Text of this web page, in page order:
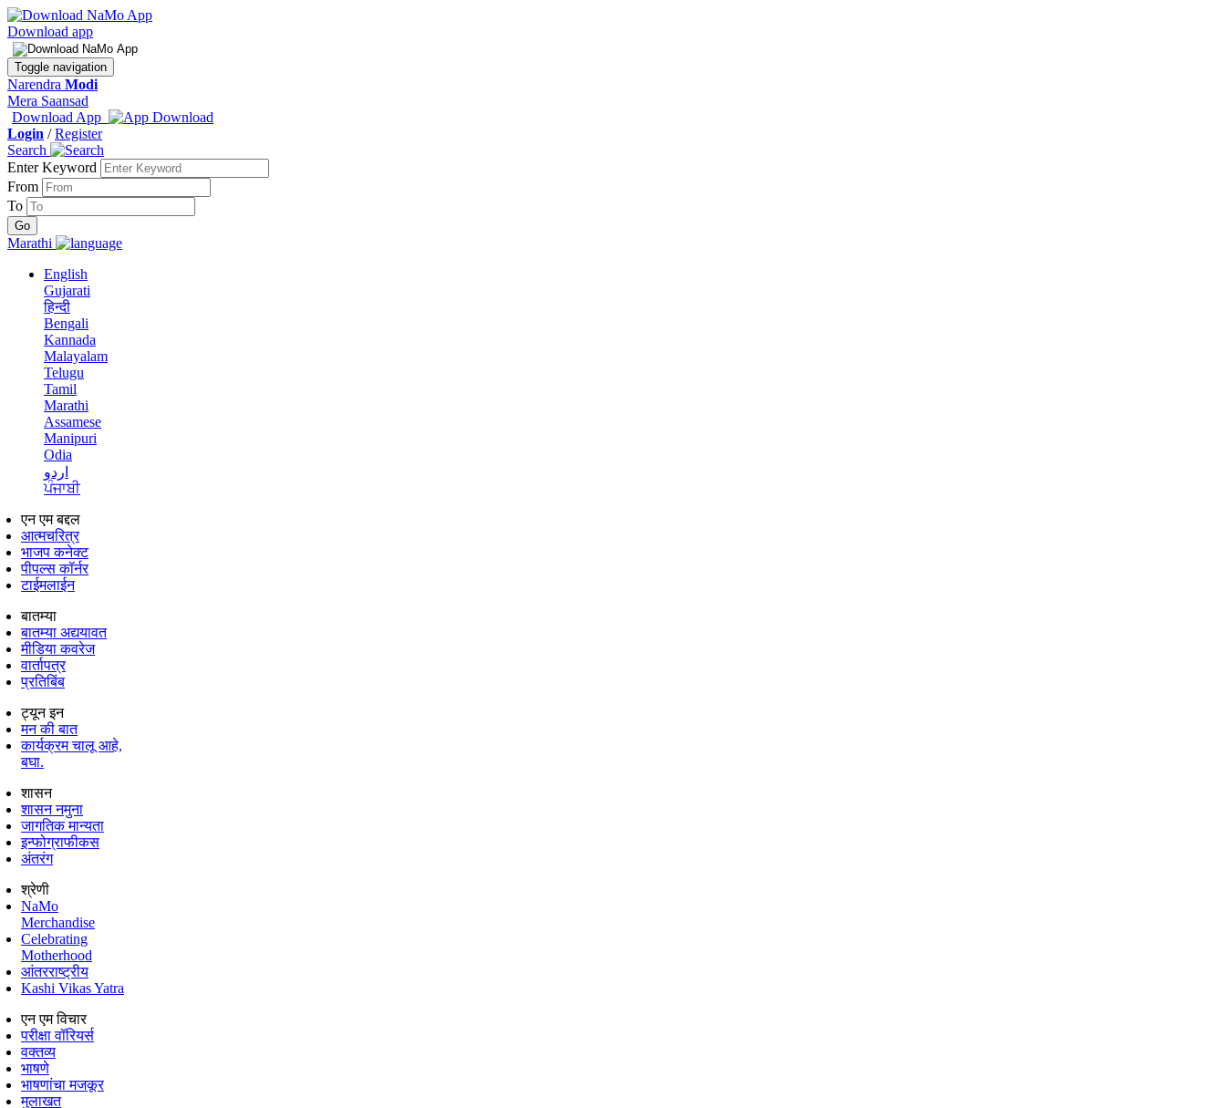
Download app
Toggle navigation
Narendra Modi
Mera Saansad
Download App
Login /Register
Search
Enter Keyword
From
To
Marathi
English
Gujarati
हिन्दी
Bengali
Kannada
Malayalam
Telugu
Tamil
Marathi
Assamese
Manipuri
Odia
اردو
ਪੰਜਾਬੀ
एन एम बद्दल
आत्मचरित्र
भाजप कनेक्ट
पीपल्स कॉर्नर
टाईमलाईन
बातम्या
बातम्या अद्ययावत
मीडिया कवरेज
वार्तापत्र
प्रतिबिंब
ट्यून इन
मन की बात
कार्यक्रम चालू आहे,
बघा.
शासन
शासन नमुना
जागतिक मान्यता
इन्फोग्राफीकस
अंतरंग
श्रेणी
NaMo
Merchandise
Celebrating
Motherhood
आंतरराष्ट्रीय
Kashi Vikas Yatra
एन एम विचार
परीक्षा वॉरियर्स
वक्तव्य
भाषणे
भाषणांचा मजकूर
मुलाखत